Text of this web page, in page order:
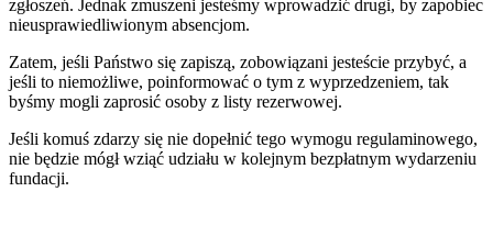
zgłoszeń. Jednak zmuszeni jesteśmy wprowadzić drugi, by zapobiec
nieusprawiedliwionym absencjom.
Zatem, jeśli Państwo się zapiszą, zobowiązani jesteście przybyć, a
jeśli to niemożliwe, poinformować o tym z wyprzedzeniem, tak
byśmy mogli zaprosić osoby z listy rezerwowej.
Jeśli komuś zdarzy się nie dopełnić tego wymogu regulaminowego,
nie będzie mógł wziąć udziału w kolejnym bezpłatnym wydarzeniu
fundacji.